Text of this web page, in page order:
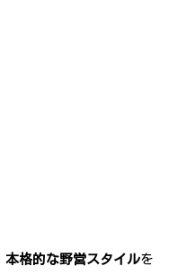
本格的な野営スタイルを